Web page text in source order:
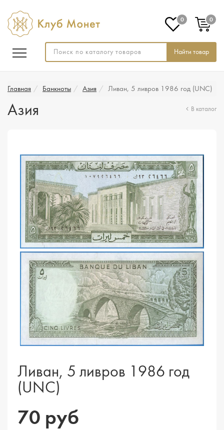
Найти товар
0 0
Главная Банкноты Азия Ливан, 5 ливров 1986 год (UNC)
Азия В каталог
Ливан, 5 ливров 1986 год
(UNC)
70 руб